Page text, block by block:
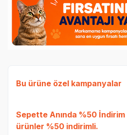
Bu ürüne özel kampanyalar
Sepette Anında %50 İndirim
ürünler %50 indirimli.